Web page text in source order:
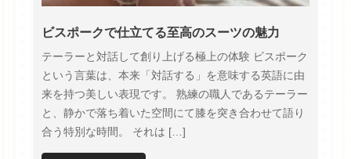
ビスポークで仕立てる至高のスーツの魅力
テーラーと対話して創り上げる極上の体験 ビスポーク
という言葉は、本来「対話する」を意味する英語に由
来を持つ美しい表現です。 熟練の職人であるテーラー
と、静かで落ち着いた空間にて膝を突き合わせて語り
合う特別な時間。 それは […]